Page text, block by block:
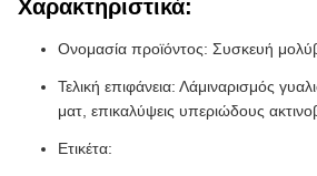
Χαρακτηριστικά:
Ονομασία προϊόντος: Συσκευή
Τελική επιφάνεια: Λάμιναρισμός
ματ, επικαλύψεις υπεριώδους
Ετικέτα: